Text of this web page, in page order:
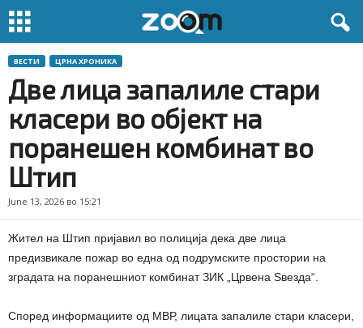
ВЕСТИ ЦРНА ХРОНИКА
Две лица запалиле стари
класери во објект на
поранешен комбинат во
Штип
June 13, 2026 во 15:21
Жител на Штип пријавил во полиција дека две лица
предизвикале пожар во една од подрумските простории на
зградата на поранешниот комбинат ЗИК „Црвена Ѕвезда“.
Според информациите од МВР, лицата запалиле стари класери,